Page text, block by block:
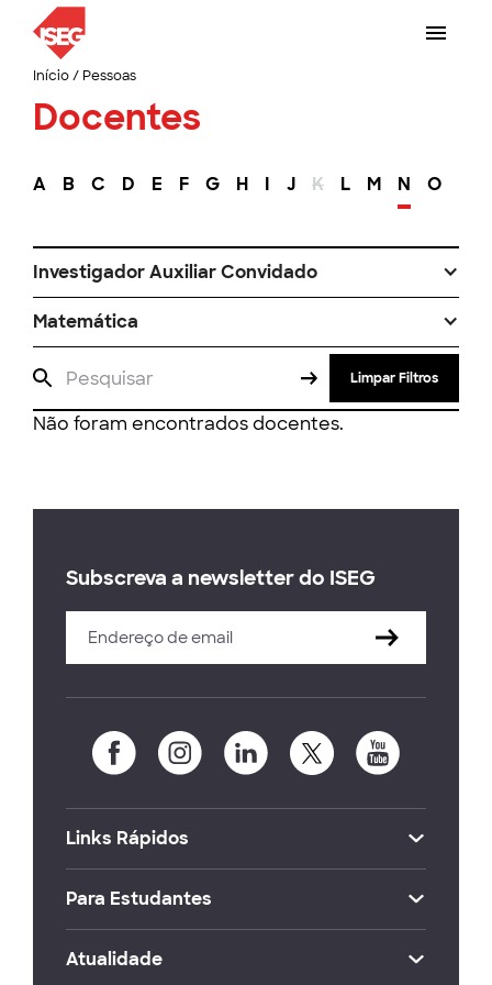
Início/ Pessoas
Docentes
A B C D E F G H I J K L M N O
Investigador Auxiliar Convidado
Matemática
Limpar Filtros
Não foram encontrados docentes.
Subscreva a newsletter do ISEG
Links Rápidos
Para Estudantes
Atualidade